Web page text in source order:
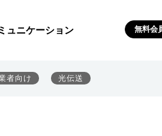
ュニケーション 無料会
者向け 光伝送